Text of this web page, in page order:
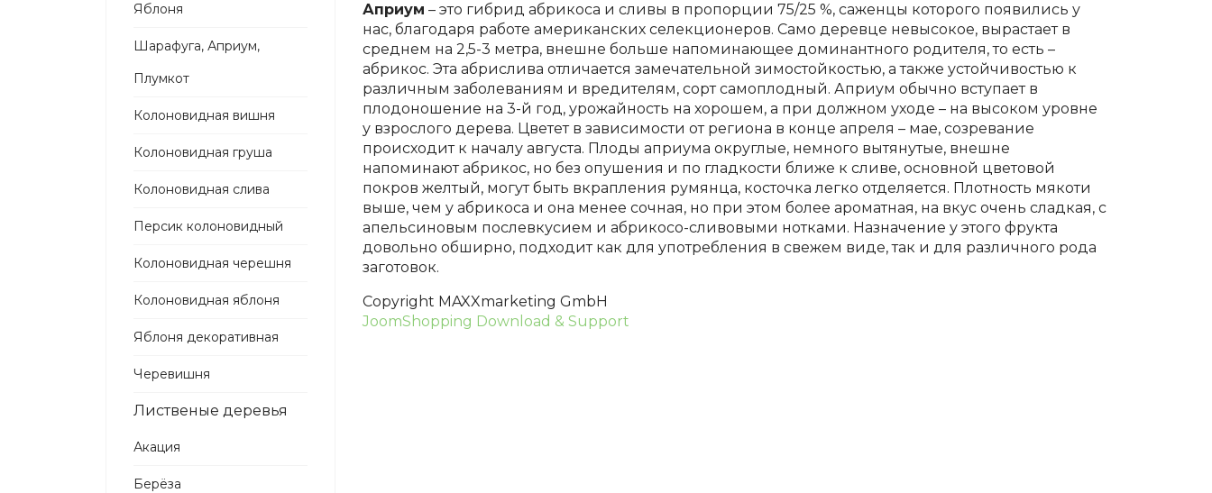
Яблоня
Шарафуга, Априум,
Плумкот
Колоновидная вишня
Колоновидная груша
Колоновидная слива
Персик колоновидный
Колоновидная черешня
Колоновидная яблоня
Яблоня декоративная
Черевишня
Лиственые деревья
Акация
Берёза
Априум – это гибрид абрикоса и сливы в пропорции 75/25 %, саженцы которого появились у
нас, благодаря работе американских селекционеров. Само деревце невысокое, вырастает в
среднем на 2,5-3 метра, внешне больше напоминающее доминантного родителя, то есть –
абрикос. Эта абрислива отличается замечательной зимостойкостью, а также устойчивостью к
различным заболеваниям и вредителям, сорт самоплодный. Априум обычно вступает в
плодоношение на 3-й год, урожайность на хорошем, а при должном уходе – на высоком уровне
у взрослого дерева. Цветет в зависимости от региона в конце апреля – мае, созревание
происходит к началу августа. Плоды априума округлые, немного вытянутые, внешне
напоминают абрикос, но без опушения и по гладкости ближе к сливе, основной цветовой
покров желтый, могут быть вкрапления румянца, косточка легко отделяется. Плотность мякоти
выше, чем у абрикоса и она менее сочная, но при этом более ароматная, на вкус очень сладкая, с
апельсиновым послевкусием и абрикосо-сливовыми нотками. Назначение у этого фрукта
довольно обширно, подходит как для употребления в свежем виде, так и для различного рода
заготовок.
Copyright MAXXmarketing GmbH
JoomShopping Download & Support